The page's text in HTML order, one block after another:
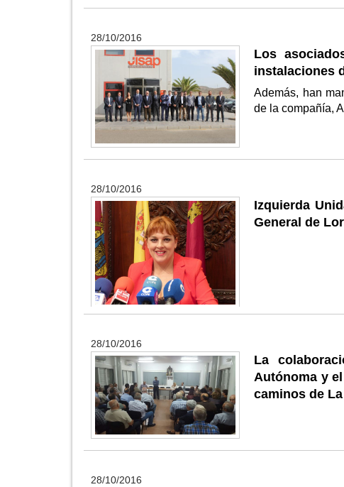
28/10/2016
Los
instalaciones
Además, han
de la compañía,
28/10/2016
Izquierda
General de
28/10/2016
La
Autónoma y
caminos de
28/10/2016